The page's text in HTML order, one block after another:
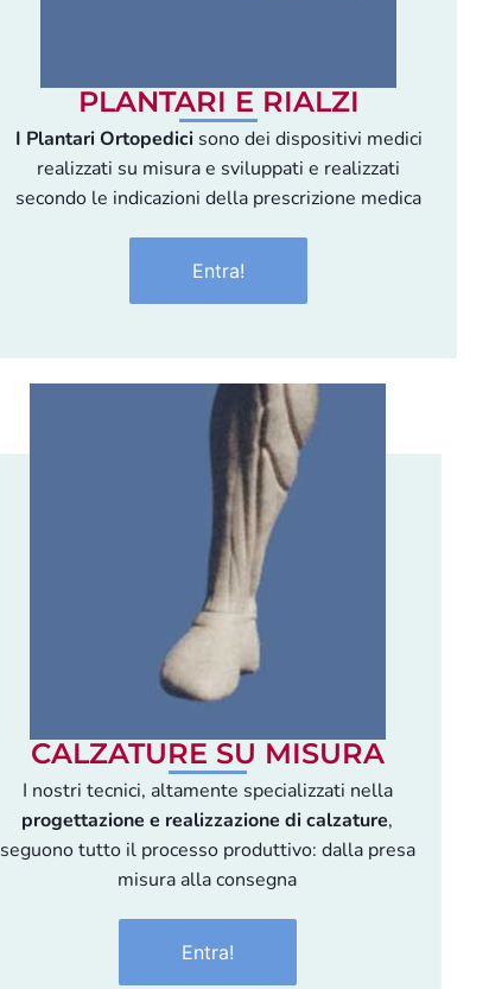
PLANTARI E RIALZI
I Plantari Ortopedicisono dei dispositivi medici
realizzati su misura e sviluppati e realizzati
secondo le indicazioni della prescrizione medica
Entra!
CALZATURE SU MISURA
I nostri tecnici, altamente specializzati nella
progettazione e realizzazione di calzature,
seguono tutto il processo produttivo: dalla presa
misura alla consegna
Entra!